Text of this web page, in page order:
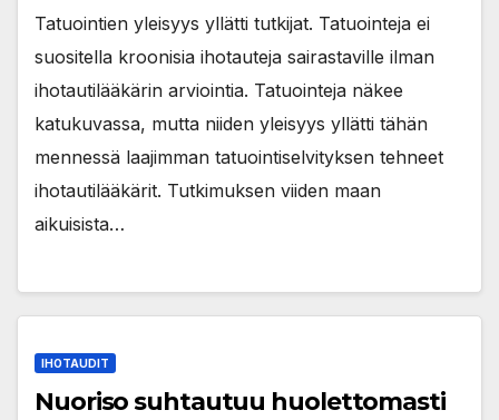
Tatuointien yleisyys yllätti tutkijat. Tatuointeja ei
suositella kroonisia ihotauteja sairastaville ilman
ihotautilääkärin arviointia. Tatuointeja näkee
katukuvassa, mutta niiden yleisyys yllätti tähän
mennessä laajimman tatuointiselvityksen tehneet
ihotautilääkärit. Tutkimuksen viiden maan
aikuisista…
IHOTAUDIT
Nuoriso suhtautuu huolettomasti